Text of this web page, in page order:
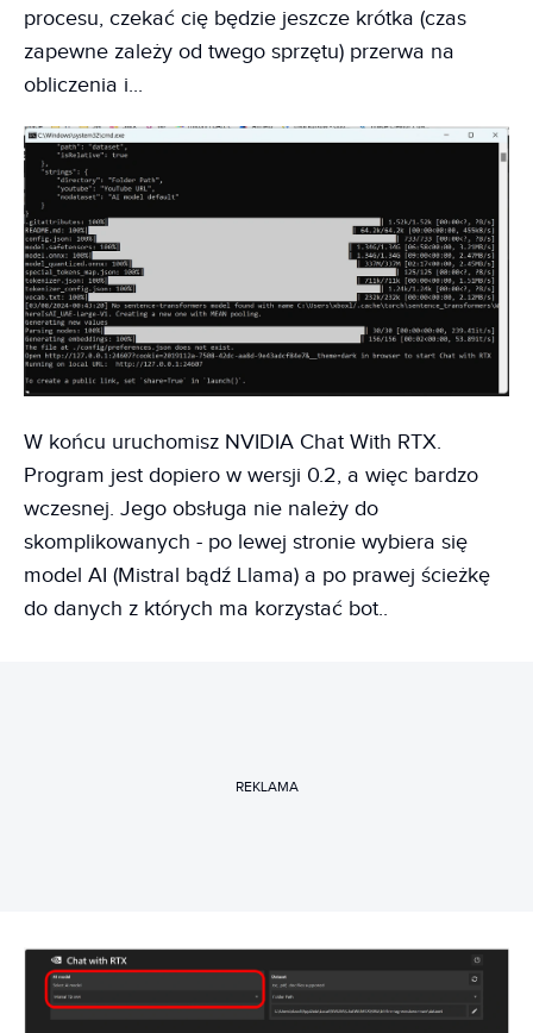
procesu, czekać cię będzie jeszcze krótka (czas
zapewne zależy od twego sprzętu) przerwa na
obliczenia i...
W końcu uruchomisz NVIDIA Chat With RTX.
Program jest dopiero w wersji 0.2, a więc bardzo
wczesnej. Jego obsługa nie należy do
skomplikowanych - po lewej stronie wybiera się
model AI (Mistral bądź Llama) a po prawej ścieżkę
do danych z których ma korzystać bot..
REKLAMA